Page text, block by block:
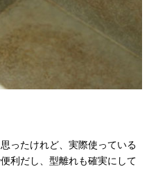
ったけれど、実際使っている
利だし、型離れも確実にして